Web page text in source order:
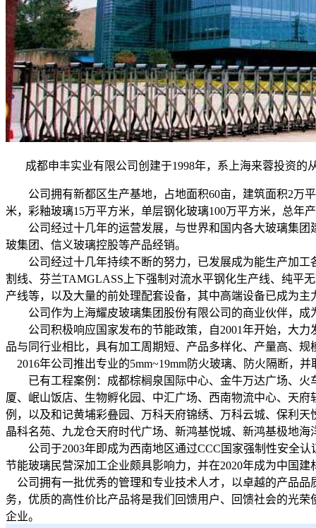
成都申丰实业有限公司创建于1998年，系上海来蓉投资的
公司拥有新都区生产基地，占地面积60亩，建筑面积2万平
米，彩釉玻璃15万平方米，单层钢化玻璃100万平方米，总年
公司经过十几年的运营发展，与世界和国内各大玻璃集团
玻集团、信义玻璃控股等产品经销。
公司经过十几年持续不断的努力，已发展成为能生产加工
割线、芬兰TAMGLASS上下强制对流水平钢化生产线、纯平
产线等，以及大量的前处理配套设备，其中高端设备已成为
公司作为上海耀皮玻璃集团股份有限公司的商业伙伴，成
公司积极响应国家发布的节能政策，自2001年开始，大力
品与同行业相比，具有加工周期短、产品多样化、产量高、
2016年公司推出专业的5mm~19mm防火玻璃、防火隔断，
已有工程案例：成都棕榈泉国际中心、金牛万达广场、火
厦、岷山饭店、生物孵化园、中汇广场、西南物流中心、天
例，以及和记黄埔彩叠园、万科天府锦绣、万科云城、保利
晶科名苑、九龙仓天府时代广场、新鸿基悦城、新鸿基极地
公司于2003年即成为西南地区通过CCC国家强制性安全认
节能玻璃民营深加工企业颇具影响力，并在2020年成为中国
公司拥有一批优秀的管理和专业技术人才，以卓越的产品品
务，优质的高性价比产品将是我们回馈用户、回馈社会的光
企业。